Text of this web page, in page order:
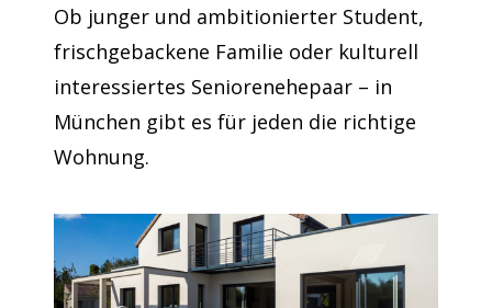
Ob junger und ambitionierter Student,
frischgebackene Familie oder kulturell
interessiertes Seniorenehepaar – in
München gibt es für jeden die richtige
Wohnung.